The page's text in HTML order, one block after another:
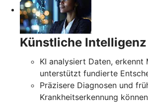
Künstliche Intelligenz
KI analysiert Daten, erkennt
unterstützt fundierte
Präzisere Diagnosen und
Krankheitserkennung können